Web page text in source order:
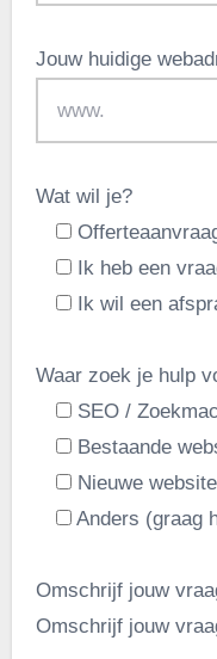
Jouw huidige
Wat wil je?
Ik heb een
Ik wil een
Waar zoek je hulp
SEO /
Bestaande
Nieuwe
Anders (graag
Omschrijf jouw
Omschrijf jouw